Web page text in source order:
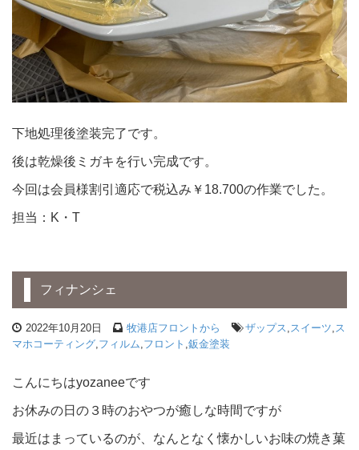
下地処理後塗装完了です。
後は乾燥後ミガキを行い完成です。
今回は会員様割引適応で税込み￥18.700の作業でした。
担当：K・T
フィナンシェ
2022年10月20日 牧港店フロントから ザップス,スイーツ,ス
マホコーティング,フィルム,フロント ,鈑金塗装
こんにちはyozaneeです
お休みの日の３時のおやつが癒しな時間ですが
最近はまっているのが、なんとなく懐かしいお味の焼き菓